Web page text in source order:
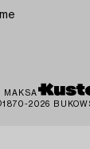
MAKSA
2026